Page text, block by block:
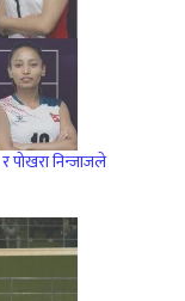
निन्जाजले